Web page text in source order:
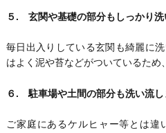
５. 玄関や基礎の部分もしっかり洗
毎日出入りしている玄関も綺麗に
はよく泥や苔などがついているため
６. 駐車場や土間の部分も洗い流し
ご家庭にあるケルヒャー等とは違